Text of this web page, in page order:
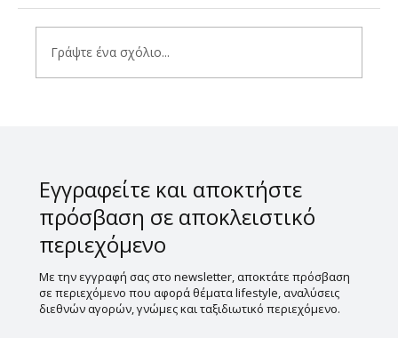
Γράψτε ένα σχόλιο...
Εγγραφείτε και αποκτήστε
πρόσβαση σε αποκλειστικό
περιεχόμενο
Με την εγγραφή σας στο newsletter, αποκτάτε πρόσβαση
σε περιεχόμενο που αφορά θέματα lifestyle, αναλύσεις
διεθνών αγορών, γνώμες και ταξιδιωτικό περιεχόμενο.